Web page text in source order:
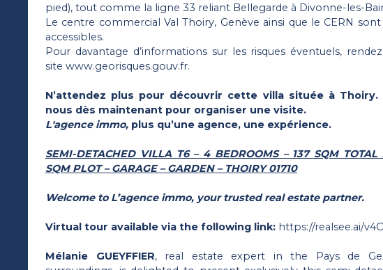
pied), tout comme la ligne 33 reliant Bellegarde à Divonne-les-
Le centre commercial Val Thoiry, Genève ainsi que le CERN
accessibles.
Pour davantage d’informations sur les risques éventuels,
site www.georisques.gouv.fr.
N’attendez plus pour découvrir cette villa située à Thoiry.
nous dès maintenant pour organiser une visite.
L'agence immo, plus qu’une agence, une expérience.
SEMI-DETACHED VILLA T6 – 4 BEDROOMS – 137 SQM TOTAL
SQM PLOT – GARAGE – GARDEN – THOIRY 01710
Welcome to L’agence immo, your trusted real estate partner.
Virtual tour available via the following link: https://realsee.ai/
Mélanie GUEYFFIER, real estate expert in the Pays de